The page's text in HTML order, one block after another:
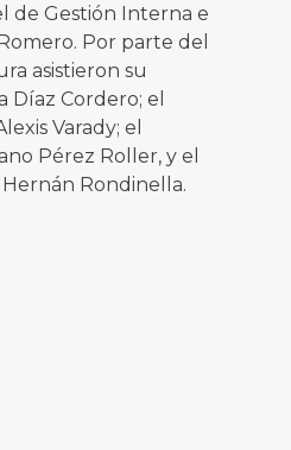
de Gestión Interna e
Por parte del
asistieron su
Díaz Cordero; el
Varady; el
Pérez Roller, y el
Rondinella.